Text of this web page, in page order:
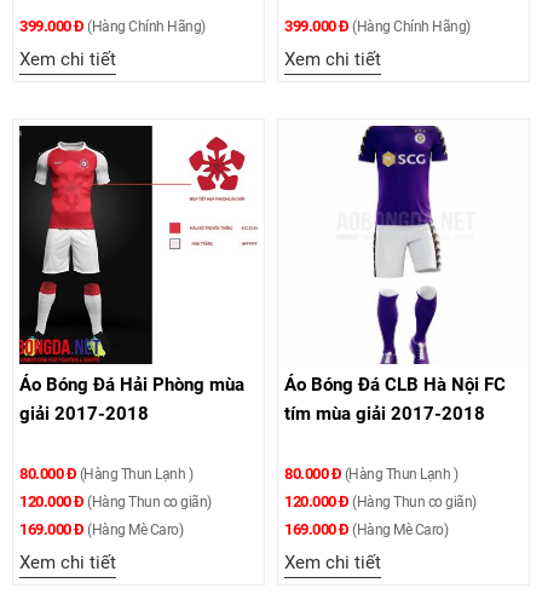
399.000 Đ (Hàng Chính Hãng)
Xem chi tiết
399.000 Đ (Hàng Chính Hãng)
Xem chi tiết
Áo Bóng Đá Hải Phòng mùa
giải 2017-2018
80.000 Đ (Hàng Thun Lạnh )
120.000 Đ (Hàng Thun co giãn)
169.000 Đ (Hàng Mè Caro)
Xem chi tiết
Áo Bóng Đá CLB Hà Nội FC
tím mùa giải 2017-2018
80.000 Đ (Hàng Thun Lạnh )
120.000 Đ (Hàng Thun co giãn)
169.000 Đ (Hàng Mè Caro)
Xem chi tiết